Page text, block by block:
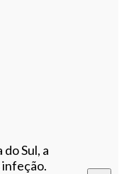
Sul, a
infeção.